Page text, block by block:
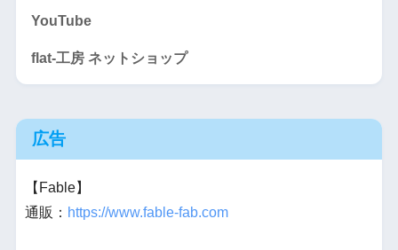
YouTube
flat-工房 ネットショップ
広告
【Fable】
通販： https://www.fable-fab.com